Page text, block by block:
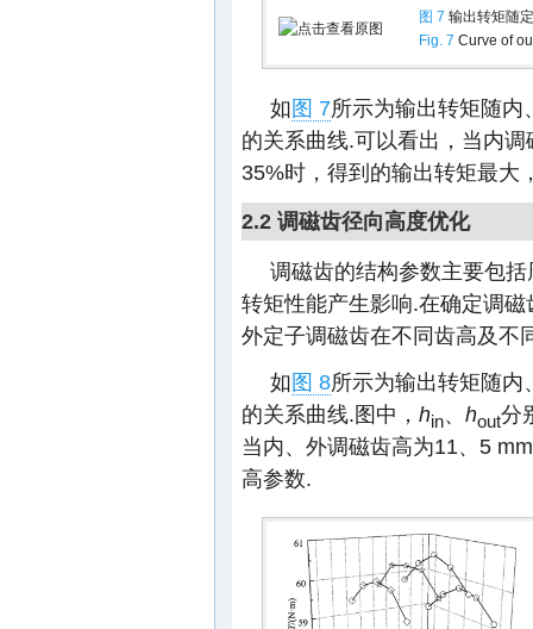
图 7 输出转矩随
Fig. 7 Curve of
如图 7所示为输出转矩随
的关系曲线.可以看出，当内
35%时，得到的输出转矩最大
2.2 调磁齿径向高度优化
调磁齿的结构参数主要包
转矩性能产生影响.在确定调
外定子调磁齿在不同齿高及不
如图 8所示为输出转矩随
的关系曲线.图中， hin、 hout分
当内、外调磁齿高为11、5
高参数.